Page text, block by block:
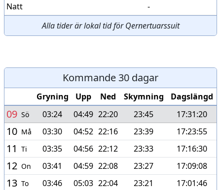
Natt
-
Alla tider är lokal tid för Qernertuarssuit
Kommande 30 dagar
Gryning Upp Ned Skymning Dagslängd
09 Sö 03:24 04:49 22:20 23:45 17:31:20
10 Må 03:30 04:52 22:16 23:39 17:23:55
11 Ti 03:35 04:56 22:12 23:33 17:16:30
12 On 03:41 04:59 22:08 23:27 17:09:08
13 To 03:46 05:03 22:04 23:21 17:01:46